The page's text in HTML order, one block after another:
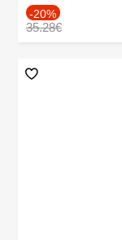
-20%
35.28€